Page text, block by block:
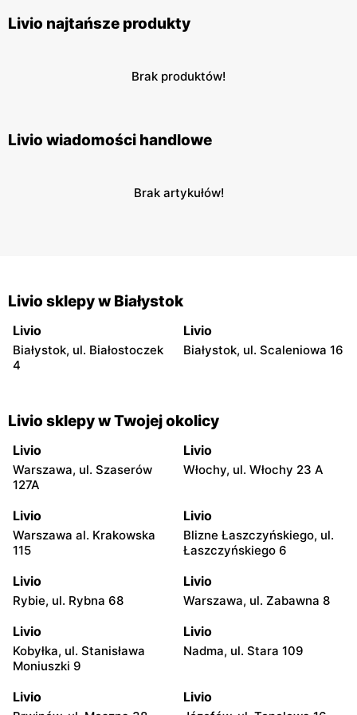
Livio najtańsze produkty
Brak produktów!
Livio wiadomości handlowe
Brak artykułów!
Livio sklepy w Białystok
Livio
Białystok, ul. Białostoczek
4
Livio
Białystok, ul. Scaleniowa 16
Livio sklepy w Twojej okolicy
Livio
Warszawa, ul. Szaserów
127A
Livio
Włochy, ul. Włochy 23 A
Livio
Warszawa al. Krakowska
115
Livio
Blizne Łaszczyńskiego, ul.
Łaszczyńskiego 6
Livio
Rybie, ul. Rybna 68
Livio
Warszawa, ul. Zabawna 8
Livio
Kobyłka, ul. Stanisława
Moniuszki 9
Livio
Nadma, ul. Stara 109
Livio Livio